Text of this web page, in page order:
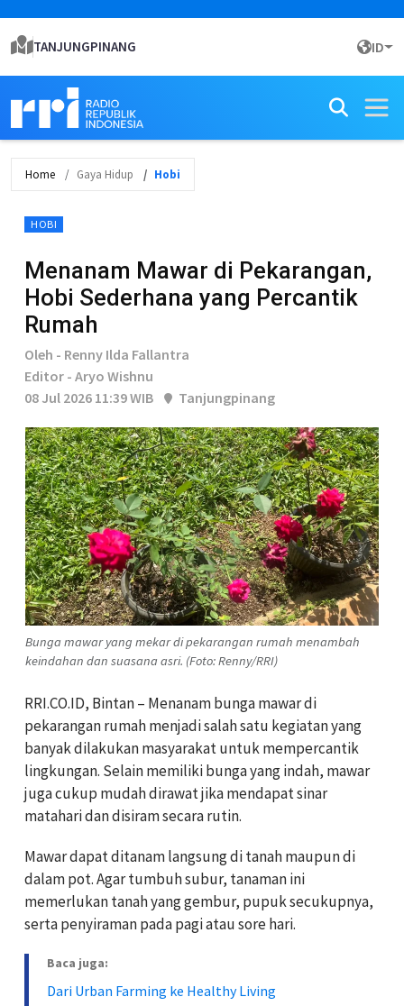
TANJUNGPINANG ID
Home Gaya Hidup Hobi
HOBI
Menanam Mawar di Pekarangan,
Hobi Sederhana yang Percantik
Rumah
Oleh - Renny Ilda Fallantra
Editor - Aryo Wishnu
08 Jul 2026 11:39 WIB
Tanjungpinang
Bunga mawar yang mekar di pekarangan rumah menambah
keindahan dan suasana asri. (Foto: Renny/RRI)
RRI.CO.ID, Bintan – Menanam bunga mawar di
pekarangan rumah menjadi salah satu kegiatan yang
banyak dilakukan masyarakat untuk mempercantik
lingkungan. Selain memiliki bunga yang indah, mawar
juga cukup mudah dirawat jika mendapat sinar
matahari dan disiram secara rutin.
Mawar dapat ditanam langsung di tanah maupun di
dalam pot. Agar tumbuh subur, tanaman ini
memerlukan tanah yang gembur, pupuk secukupnya,
serta penyiraman pada pagi atau sore hari.
Baca juga:
Dari Urban Farming ke Healthy Living